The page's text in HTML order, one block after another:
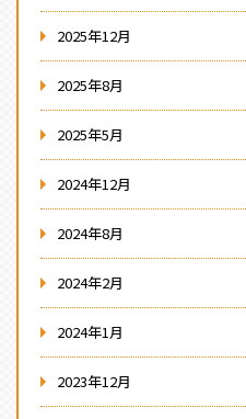
2025年12月
2025年8月
2025年5月
2024年12月
2024年8月
2024年2月
2024年1月
2023年12月